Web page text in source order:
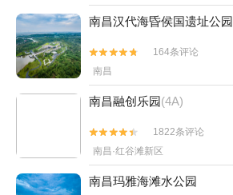
南昌汉代海昏侯国遗址公园


164条评论
南昌
南昌融创乐园(4A)


1822条评论
南昌·红谷滩新区
南昌玛雅海滩水公园